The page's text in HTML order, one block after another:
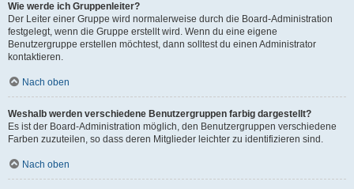
Wie werde ich Gruppenleiter?
Der Leiter einer Gruppe wird normalerweise durch die Board-Administration
festgelegt, wenn die Gruppe erstellt wird. Wenn du eine eigene
Benutzergruppe erstellen möchtest, dann solltest du einen Administrator
kontaktieren.
Nach oben
Weshalb werden verschiedene Benutzergruppen farbig dargestellt?
Es ist der Board-Administration möglich, den Benutzergruppen verschiedene
Farben zuzuteilen, so dass deren Mitglieder leichter zu identifizieren sind.
Nach oben